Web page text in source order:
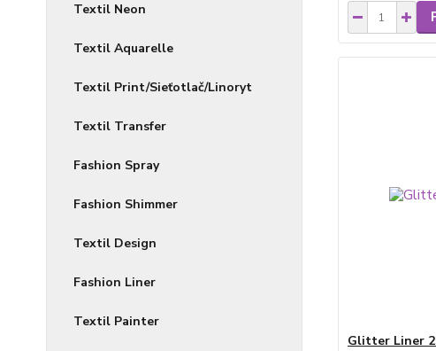
Textil Neon
Textil Aquarelle
Textil Print/Sieťotlač/Linoryt
Textil Transfer
Fashion Spray
Fashion Shimmer
Textil Design
Fashion Liner
Textil Painter
Glitter Liner